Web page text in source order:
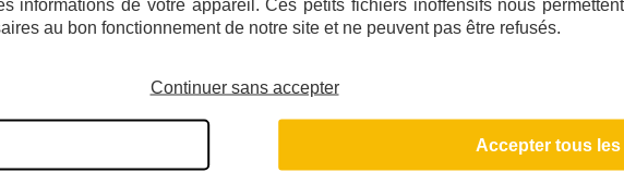
Désignation Référence
Prix
informations de votre appareil. Ces petits fichiers inoffensifs nous
au bon fonctionnement de notre site et ne peuvent pas être refusés.
Continuer sans accepter
Accepter tous